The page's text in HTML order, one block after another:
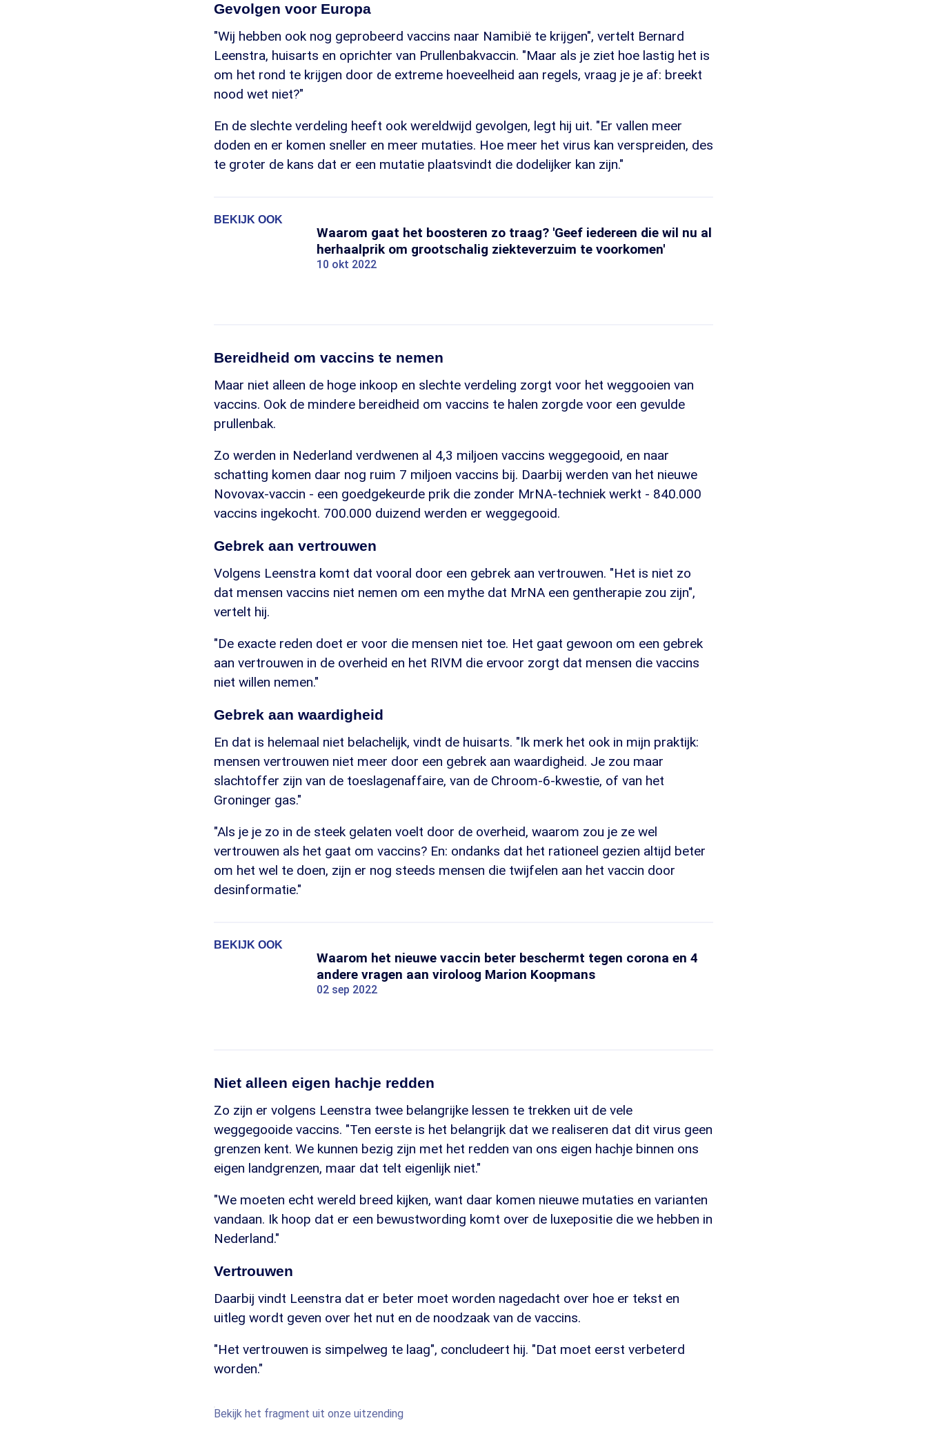
Gevolgen voor Europa
"Wij hebben ook nog geprobeerd vaccins naar Namibië te krijgen", vertelt Bernard
Leenstra, huisarts en oprichter van Prullenbakvaccin. "Maar als je ziet hoe lastig het is
om het rond te krijgen door de extreme hoeveelheid aan regels, vraag je je af: breekt
nood wet niet?"
En de slechte verdeling heeft ook wereldwijd gevolgen, legt hij uit. "Er vallen meer
doden en er komen sneller en meer mutaties. Hoe meer het virus kan verspreiden, des
te groter de kans dat er een mutatie plaatsvindt die dodelijker kan zijn."
BEKIJK OOK
Waarom gaat het boosteren zo traag? 'Geef iedereen die wil nu al
herhaalprik om grootschalig ziekteverzuim te voorkomen'
10 okt 2022
Bereidheid om vaccins te nemen
Maar niet alleen de hoge inkoop en slechte verdeling zorgt voor het weggooien van
vaccins. Ook de mindere bereidheid om vaccins te halen zorgde voor een gevulde
prullenbak.
Zo werden in Nederland verdwenen al 4,3 miljoen vaccins weggegooid, en naar
schatting komen daar nog ruim 7 miljoen vaccins bij. Daarbij werden van het nieuwe
Novovax-vaccin - een goedgekeurde prik die zonder MrNA-techniek werkt - 840.000
vaccins ingekocht. 700.000 duizend werden er weggegooid.
Gebrek aan vertrouwen
Volgens Leenstra komt dat vooral door een gebrek aan vertrouwen. "Het is niet zo
dat mensen vaccins niet nemen om een mythe dat MrNA een gentherapie zou zijn",
vertelt hij.
"De exacte reden doet er voor die mensen niet toe. Het gaat gewoon om een gebrek
aan vertrouwen in de overheid en het RIVM die ervoor zorgt dat mensen die vaccins
niet willen nemen."
Gebrek aan waardigheid
En dat is helemaal niet belachelijk, vindt de huisarts. "Ik merk het ook in mijn praktijk:
mensen vertrouwen niet meer door een gebrek aan waardigheid. Je zou maar
slachtoffer zijn van de toeslagenaffaire, van de Chroom-6-kwestie, of van het
Groninger gas."
"Als je je zo in de steek gelaten voelt door de overheid, waarom zou je ze wel
vertrouwen als het gaat om vaccins? En: ondanks dat het rationeel gezien altijd beter
om het wel te doen, zijn er nog steeds mensen die twijfelen aan het vaccin door
desinformatie."
BEKIJK OOK
Waarom het nieuwe vaccin beter beschermt tegen corona en 4
andere vragen aan viroloog Marion Koopmans
02 sep 2022
Niet alleen eigen hachje redden
Zo zijn er volgens Leenstra twee belangrijke lessen te trekken uit de vele
weggegooide vaccins. "Ten eerste is het belangrijk dat we realiseren dat dit virus geen
grenzen kent. We kunnen bezig zijn met het redden van ons eigen hachje binnen ons
eigen landgrenzen, maar dat telt eigenlijk niet."
"We moeten echt wereld breed kijken, want daar komen nieuwe mutaties en varianten
vandaan. Ik hoop dat er een bewustwording komt over de luxepositie die we hebben in
Nederland."
Vertrouwen
Daarbij vindt Leenstra dat er beter moet worden nagedacht over hoe er tekst en
uitleg wordt geven over het nut en de noodzaak van de vaccins.
"Het vertrouwen is simpelweg te laag", concludeert hij. "Dat moet eerst verbeterd
worden."
Bekijk het fragment uit onze uitzending